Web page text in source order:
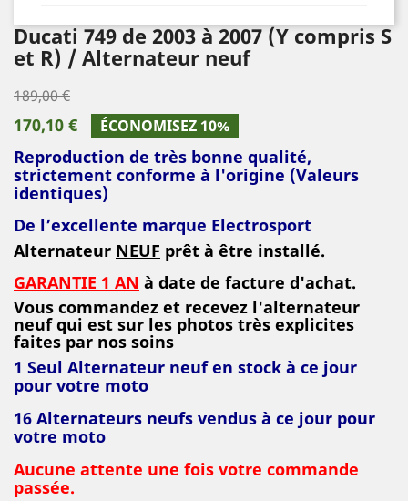
Ducati 749 de 2003 à 2007 (Y compris S
et R) / Alternateur neuf
189,00 €
170,10 € ÉCONOMISEZ 10%
Reproduction de très bonne qualité,
strictement conforme à l'origine (Valeurs
identiques)
De l’excellente marque Electrosport
Alternateur NEUF prêt à être installé.
GARANTIE 1 AN à date de facture d'achat.
Vous commandez et recevez l'alternateur
neuf qui est sur les photos très explicites
faites par nos soins
1 Seul Alternateur neuf en stock à ce jour
pour votre moto
16 Alternateurs neufs vendus à ce jour pour
votre moto
Aucune attente une fois votre commande
passée.